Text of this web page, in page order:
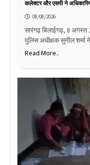
कलेक्टर और एसपी ने
08/08/2026
सारंगढ़ बिलाईगढ़, 8 अगस्त
पुलिस अधीक्षक सुनील शर्मा
Read More..